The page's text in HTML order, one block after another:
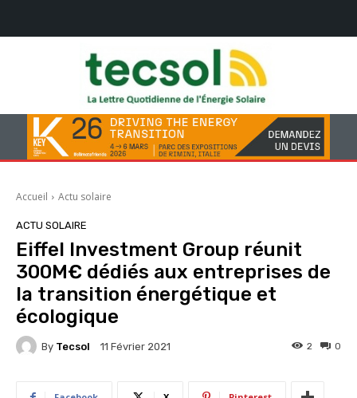
Accueil Actu solaire
ACTU SOLAIRE
Eiffel Investment Group réunit
300M€ dédiés aux entreprises de
la transition énergétique et
écologique
By Tecsol 11 Février 2021 0
2